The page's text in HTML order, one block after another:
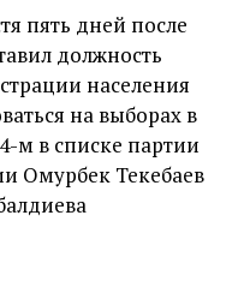
пять дней после
должность
населения
на выборах в
м в списке партии
Омурбек Текебаев